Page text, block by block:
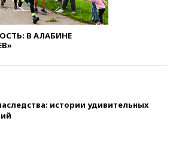
В АЛАБИНЕ
истории удивительных